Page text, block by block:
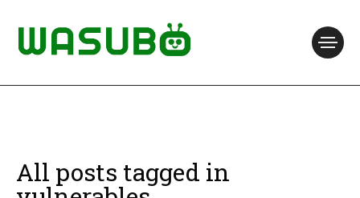
All posts tagged in